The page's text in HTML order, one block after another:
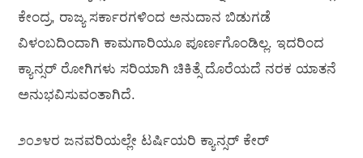
ಕೇಂದ್ರ, ರಾಜ್ಯ ಸರ್ಕಾರಗಳಿಂದ ಅನುದಾನ ಬಿಡುಗಡೆ
ವಿಳಂಬದಿಂದಾಗಿ ಕಾಮಗಾರಿಯೂ ಪೂರ್ಣಗೊಂಡಿಲ್ಲ. ಇದರಿಂದ
ಕ್ಯಾನ್ಸರ್ ರೋಗಿಗಳು ಸರಿಯಾಗಿ ಚಿಕಿತ್ಸೆ ದೊರೆಯದೆ ನರಕ ಯಾತನೆ
ಅನುಭವಿಸುವಂತಾಗಿದೆ.
೨೦೨೪ರ ಜನವರಿಯಲ್ಲೇ ಟರ್ಷಿಯರಿ ಕ್ಯಾನ್ಸರ್ ಕೇರ್